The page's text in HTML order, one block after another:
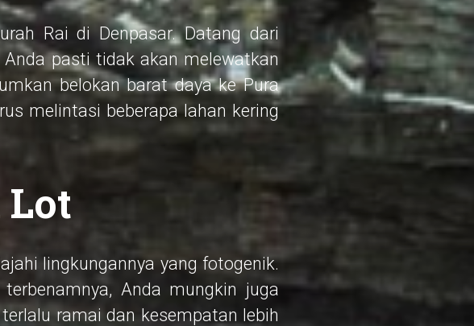
Rai di Denpasar. Datang dari
pasti tidak akan melewatkan
belokan barat daya ke Pura
melintasi beberapa lahan kering
lingkungannya yang fotogenik.
Anda mungkin juga
ramai dan kesempatan lebih